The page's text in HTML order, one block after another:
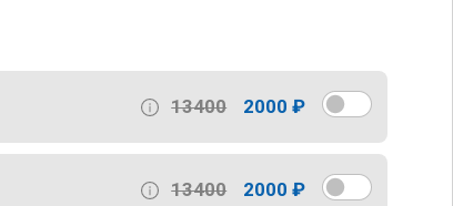
13400 2000 ₽
13400 2000 ₽